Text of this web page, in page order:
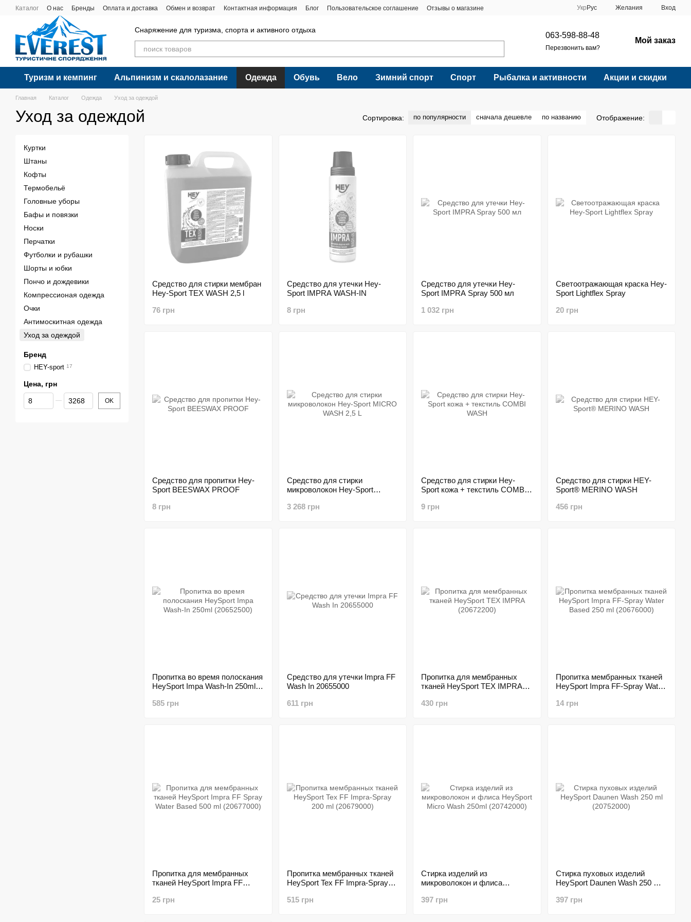
Перейти к основному контенту
Каталог О нас Бренды Оплата и доставка Обмен и возврат Контактная информация Блог Пользовательское соглашение Отзывы о магазине Укр Рус Желания Вход
Снаряжение для туризма, спорта и активного отдыха
063-598-88-48
Перезвонить вам?
Мой заказ
Туризм и кемпинг Альпинизм и скалолазание Одежда Обувь Вело Зимний спорт Спорт Рыбалка и активности Акции и скидки
Главная Каталог Одежда Уход за одеждой
Уход за одеждой Сортировка: по популярности сначала дешевле по названию Отображение:
Средство для стирки мембран
Hey-Sport TEX WASH 2,5 l
76 грн
Средство для утечки Hey-
Sport IMPRA WASH-IN
8 грн
Средство для утечки Hey-
Sport IMPRA Spray 500 мл
1 032 грн
Светоотражающая краска Hey-
Sport Lightflex Spray
20 грн
Средство для пропитки Hey-
Sport BEESWAX PROOF
8 грн
Средство для стирки
микроволокон Hey-Sport
3 268 грн
Средство для стирки Hey-
Sport кожа + текстиль COMBI
9 грн
Средство для стирки HEY-
Sport® MERINO WASH
456 грн
Пропитка во время полоскания
HeySport Impa Wash-In 250ml
585 грн
Средство для утечки Impra FF
Wash In 20655000
611 грн
Пропитка для мембранных
тканей HeySport TEX IMPRA
430 грн
Пропитка мембранных тканей
HeySport Impra FF-Spray Water
14 грн
Пропитка для мембранных
тканей HeySport Impra FF
(20677000)
25 грн
Пропитка мембранных тканей
HeySport Tex FF Impra-Spray
515 грн
Стирка изделий из
микроволокон и флиса
(20742000)
397 грн
Стирка пуховых изделий
HeySport Daunen Wash 250 ml
397 грн
Куртки
Штаны
Кофты
Термобельё
Головные уборы
Бафы и повязки
Носки
Перчатки
Футболки и рубашки
Шорты и юбки
Пончо и дождевики
Компрессионая одежда
Очки
Антимоскитная одежда
Уход за одеждой
Бренд
HEY-sport 17
Цена, грн
От Цена, грн
До Цена, грн OK